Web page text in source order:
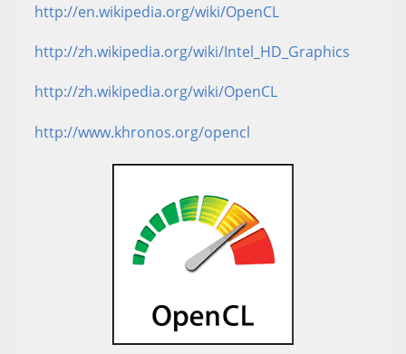
http://en.wikipedia.org/wiki/OpenCL
http://zh.wikipedia.org/wiki/Intel_HD_Graphics
http://zh.wikipedia.org/wiki/OpenCL
http://www.khronos.org/opencl